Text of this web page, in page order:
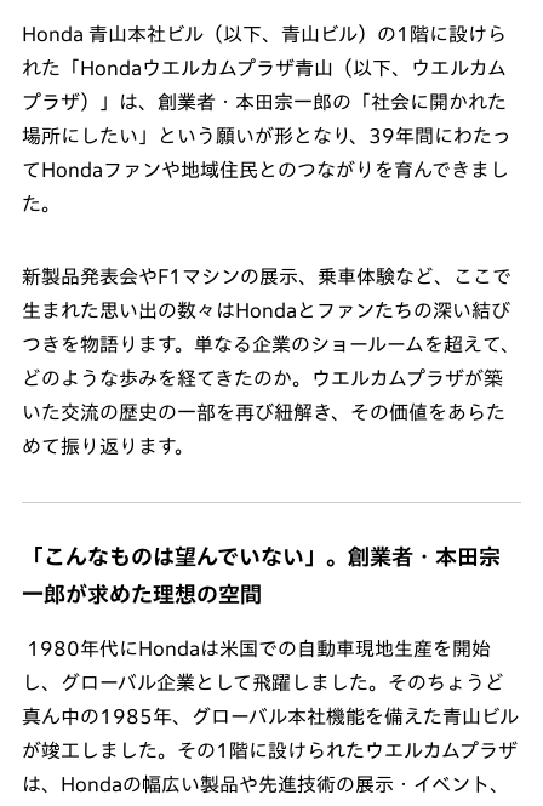
Honda 青山本社ビル（以下、青山ビル）の1階に設けら
れた「Hondaウエルカムプラザ青山（以下、ウエルカム
プラザ）」は、創業者・本田宗一郎の「社会に開かれた
場所にしたい」という願いが形となり、39年間にわたっ
てHondaファンや地域住民とのつながりを育んできまし
た。
新製品発表会やF1マシンの展示、乗車体験など、ここで
生まれた思い出の数々はHondaとファンたちの深い結び
つきを物語ります。単なる企業のショールームを超えて、
どのような歩みを経てきたのか。ウエルカムプラザが築
いた交流の歴史の一部を再び紐解き、その価値をあらた
めて振り返ります。
「こんなものは望んでいない」。創業者・本田宗
一郎が求めた理想の空間
1980年代にHondaは米国での自動車現地生産を開始
し、グローバル企業として飛躍しました。そのちょうど
真ん中の1985年、グローバル本社機能を備えた青山ビル
が竣工しました。その1階に設けられたウエルカムプラザ
は、Hondaの幅広い製品や先進技術の展示・イベント、